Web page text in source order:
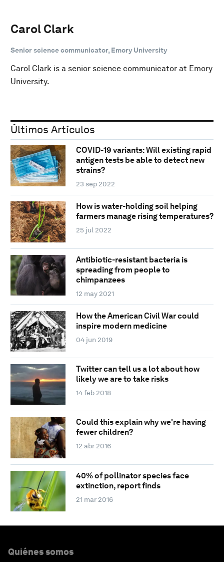
Carol Clark
Senior science communicator, Emory University
Carol Clark is a senior science communicator at Emory
University.
Últimos Artículos
COVID-19 variants: Will existing rapid
antigen tests be able to detect new
strains?
23 sep 2022
How is water-holding soil helping
farmers manage rising temperatures?
25 jul 2022
Antibiotic-resistant bacteria is
spreading from people to
chimpanzees
12 may 2021
How the American Civil War could
inspire modern medicine
04 jun 2019
Twitter can tell us a lot about how
likely we are to take risks
14 feb 2018
Could this explain why we're having
fewer children?
12 abr 2016
40% of pollinator species face
extinction, report finds
21 mar 2016
Quiénes somos